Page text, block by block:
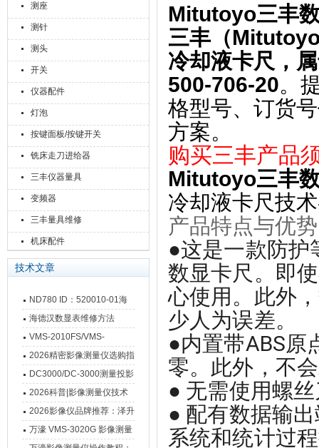
测座
测针
测头
开关
仪器配件
灯泡
按键面板/按键开关
铣床走刀进给器
三丰仪器量具
变频器
三丰量具维修
机床配件
技术文章
ND780 ID：520010-01海
德汉数显表故障维修内容
海德汉数显表维修方法
VMS-2010FS/VMS-
3020FS/VMS-4030FS手动
影像测量仪技术参数
2026精密影像测量仪选购指
南 靠谱品牌一站式选型推荐
DC3000/DC-3000测量投影
仪万濠数据处理器数显表故
障维修方法
2026科普|影像测量仪技术
原理、分类及选型应用
2026影像仪品牌推荐：泽升
影像测量仪选型指南
万濠 VMS-3020G 影像测量
Mitutoyo三丰
三丰（
冷却液卡尺‌，
500-706-20。
格型号、订货
方案。
购买三丰产品
Mitutoyo三丰
冷却液卡尺‌技
产品特点与优势
●这是一款防护
数显卡尺。即
心使用。此外
少人为误差。
●内置带ABS原
零。此外，不
● 无需使用螺
● 配有数据输
系统和统计过